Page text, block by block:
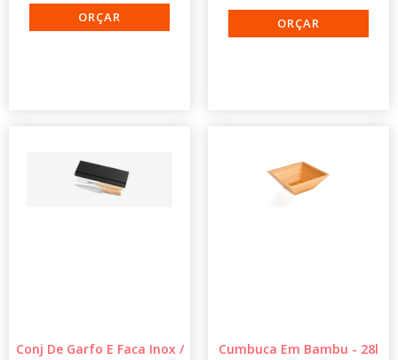
Conj De Garfo E Faca Inox /
Cumbuca Em Bambu - 28l